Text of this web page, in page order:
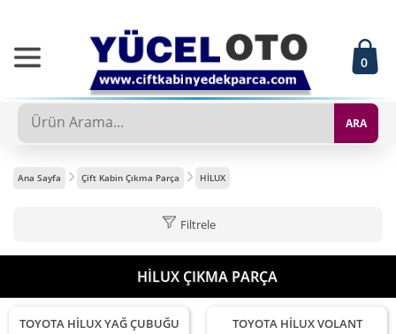
0
ARA
Ana Sayfa Çift Kabin Çıkma Parça HİLUX
Filtrele
HİLUX ÇIKMA PARÇA
TOYOTA HİLUX YAĞ ÇUBUĞU
TOYOTA HİLUX VOLANT